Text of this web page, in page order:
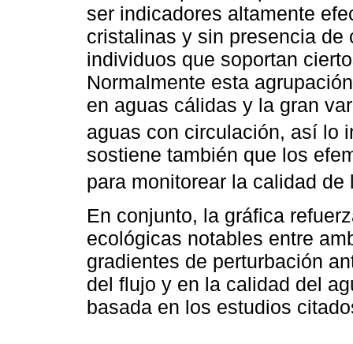
ser indicadores altamente
cristalinas y sin presencia
individuos que soportan
Normalmente esta
en aguas cálidas y la gran
aguas con circulación, así lo
sostiene también que los
para monitorear la calidad
En conjunto, la gráfica
ecológicas notables entre
gradientes de perturbación
del flujo y en la calidad del
basada en los estudios